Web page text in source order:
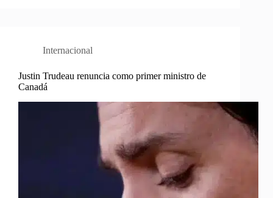
Internacional
Justin Trudeau renuncia como primer ministro de
Canadá